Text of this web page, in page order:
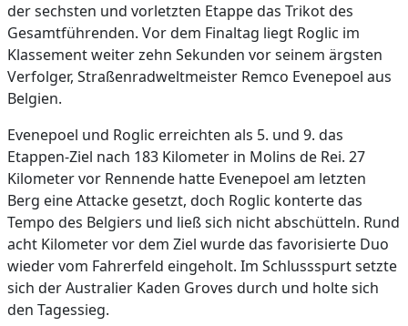
der sechsten und vorletzten Etappe das Trikot des
Gesamtführenden. Vor dem Finaltag liegt Roglic im
Klassement weiter zehn Sekunden vor seinem ärgsten
Verfolger, Straßenradweltmeister Remco Evenepoel aus
Belgien.
Evenepoel und Roglic erreichten als 5. und 9. das
Etappen-Ziel nach 183 Kilometer in Molins de Rei. 27
Kilometer vor Rennende hatte Evenepoel am letzten
Berg eine Attacke gesetzt, doch Roglic konterte das
Tempo des Belgiers und ließ sich nicht abschütteln. Rund
acht Kilometer vor dem Ziel wurde das favorisierte Duo
wieder vom Fahrerfeld eingeholt. Im Schlussspurt setzte
sich der Australier Kaden Groves durch und holte sich
den Tagessieg.